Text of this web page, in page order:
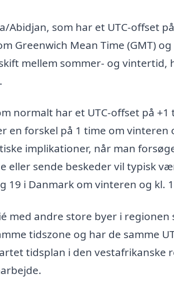
Abidjan, som har et UTC-offset
Greenwich Mean Time (GMT)
mellem sommer- og vintertid,
normalt har et UTC-offset på
en forskel på 1 time om vinteren
implikationer, når man
eller sende beskeder vil typisk
19 i Danmark om vinteren og kl.
med andre store byer i regionen
tidszone og har de samme
tidsplan i den vestafrikanske